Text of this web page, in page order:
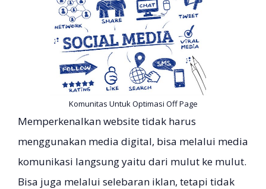
Komunitas Untuk Optimasi Off Page
Memperkenalkan website tidak harus
menggunakan media digital, bisa melalui media
komunikasi langsung yaitu dari mulut ke mulut.
Bisa juga melalui selebaran iklan, tetapi tidak